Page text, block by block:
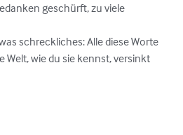
geschürft, zu viele
schreckliches: Alle diese Worte
Welt, wie du sie kennst, versinkt